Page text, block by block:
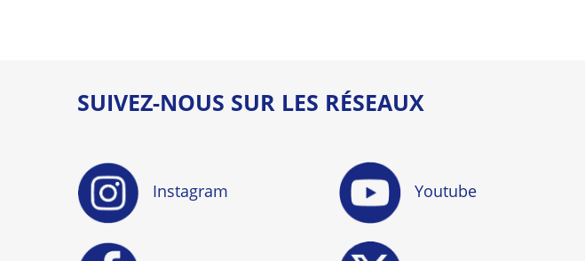
SUIVEZ-NOUS SUR LES RÉSEAUX
Instagram Youtube